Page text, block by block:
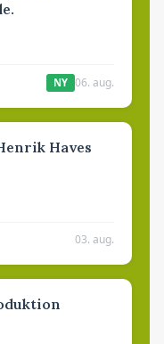
NY 06. aug.
Haves
03. aug.